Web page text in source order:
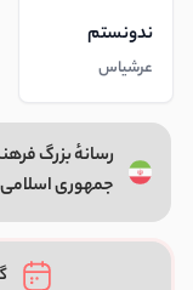
ندونستم
عرشیاس
رسانهٔ بزرگ
جمهوری اسلامی